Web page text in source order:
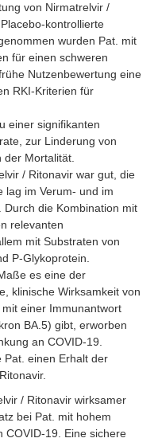
von Nirmatrelvir /
kontrollierte
wurden Pat. mit
für einen schweren
Nutzenbewertung eine
RKI-Kriterien für
einer signifikanten
zur Linderung von
Mortalität.
/ Ritonavir war gut, die
lag im Verum- und im
Durch die Kombination mit
relevanten
mit Substraten von
P-Glykoprotein.
es eine der
klinische Wirksamkeit von
einer Immunantwort
BA.5) gibt, erworben
an COVID-19.
Pat. einen Erhalt der
/ Ritonavir wirksamer
bei Pat. mit hohem
COVID-19. Eine sichere